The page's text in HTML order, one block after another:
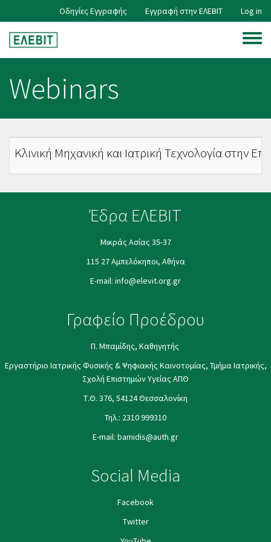
to
main
content
User
account
menu
Οδηγίες Εγγραφής Εγγραφή στην ΕΛΕΒΙΤ Log in
Toggle
menu
Webinars
Κλινική Μηχανική και Ιατρική Τεχνολογία στην
Έδρα ΕΛΕΒΙΤ
Μικράς Ασίας 35-37
115 27 Αμπελόκηποι, Αθήνα
E-mail: info@elevit.org.gr
Γραφείο Προέδρου
Π. Μπαμίδης, Καθηγητής
Εργαστήριο Ιατρικής Φυσικής & Ψηφιακής Καινοτομίας, Τμήμα Ιατρικής,
Σχολή Επιστημών Υγείας ΑΠΘ
Τ.Θ. 376, 54124 Θεσσαλονίκη
Τηλ.: 2310 999310
E-mail: bamidis@auth.gr
Social Media
Facebook
Twitter